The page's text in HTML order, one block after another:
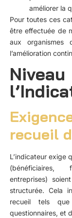
améliorer la
Pour toutes ces
être effectuée de
aux
l’amélioration
recueil
L’indicateur exige
(bénéficiaires,
entreprises)
structurée. Cela
recueil tels
questionnaires, et